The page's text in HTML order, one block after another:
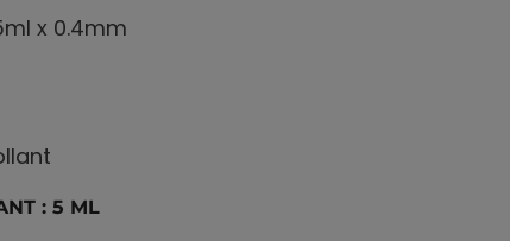
x 0.4mm
: 5 ML